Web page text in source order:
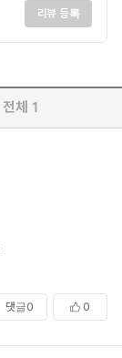
리뷰 등록
전체 1
댓글0 0